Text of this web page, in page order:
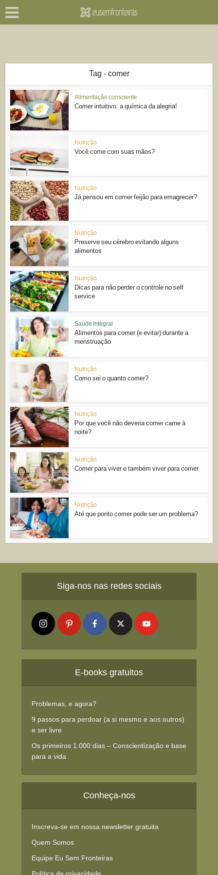
Tag - comer
Alimentação consciente
Comer intuitivo: a química da alegria!
Nutrição
Você come com suas mãos?
Nutrição
Já pensou em comer feijão para emagrecer?
Nutrição
Preserve seu cérebro evitando alguns
alimentos
Nutrição
Dicas para não perder o controle no self
service
Saúde Integral
Alimentos para comer (e evitar) durante a
menstruação
Nutrição
Como sei o quanto comer?
Nutrição
Por que você não deveria comer carne à
noite?
Nutrição
Comer para viver e também viver para comer
Nutrição
Até que ponto comer pode ser um problema?
Siga-nos nas redes sociais
E-books gratuitos
Problemas, e agora?
9 passos para perdoar (a si mesmo e aos outros)
e ser livre
Os primeiros 1.000 dias – Conscientização e base
para a vida
Conheça-nos
Inscreva-se em nossa newsletter gratuita
Quem Somos
Equipe Eu Sem Fronteiras
Política de privacidade